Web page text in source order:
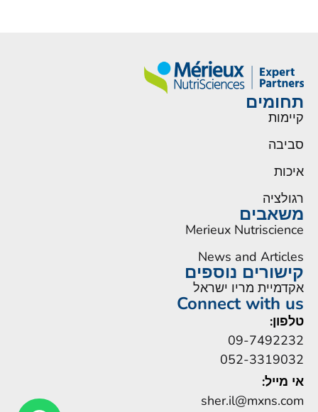
תחומים
קיימות
סביבה
איכות
רגולציה
משאבים
Merieux Nutriscience
News and Articles
קישורים נוספים
אקדמיית מריו ישראל
Connect with us
טלפון:
09-7492232
052-3319032
אי מייל:
sher.il@mxns.com